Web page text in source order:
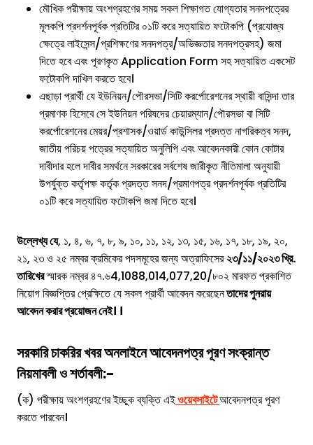
মৌখিক পরীক্ষায় অংশগ্রহণের সময় সকল শিক্ষাগত যোগ্যতার সনদপত্রের
মূলকপি প্রদর্শনপূর্বক প্রতিটির ০১টি করে সত্যায়িত ফটোকপি (প্রযোজ্য
ক্ষেত্রে লাইসেন্স/প্রশিক্ষণের সনদপত্র/অভিজ্ঞতার সনদপত্রসহ) জমা
দিতে হবে এবং পূরণকৃত Application Form সহ সত্যায়িত একসেট
ফটোকপি দাখিল করতে হবে।
এছাড়া প্রার্থী যে ইউনিয়ন/পৌরসভা/সিটি করর্পোরেশনের স্থায়ী বাসিন্দা তার
প্রমাণক হিসেবে সে ইউনিয়ন পরিষদের চেয়ারম্যান/পৌরসভা বা সিটি
করর্পোরেশনের মেয়র/প্রশাসক/ওয়ার্ড কাউন্সিলর প্রদত্ত নাগরিকত্ব সনদ,
জাতীয় পরিচয় পত্রের সত্যায়িত অনুলিপি এবং আবেদনকারী কোন কোটার
দাবীদার হলে দাবীর সমর্থনে সরকারের সর্বশেষ জারীকৃত নীতিমালা অনুযায়ী
উপর্যুক্ত কর্তৃপক্ষ কর্তৃক প্রদত্ত সনদ/প্রমাণপত্র প্রদর্শনপূর্বক প্রতিটির
০১টি করে সত্যায়িত ফটোকপি জমা দিতে হবে।
উল্লেখ্য যে, ১, ৪, ৬, ৭, ৮, ৯, ১০, ১১, ১২, ১৩, ১৫, ১৬, ১৭, ১৮, ১৯, ২০,
২১, ২৩ ও ২৫ নম্বর ক্রমিকের পদসমূহের জন্য অত্রাফিসের২৩/১১/২০২৩ খ্রি.
তারিখেরস্মারক নম্বর ৪৭.৬4,1088,014,077,20/৮০২ মারফত প্রকাশিত
নিয়োগ বিজ্ঞপ্তির প্রেক্ষিতে যে সকল প্রার্থী আবেদন করেছেনতাদের পুনরায়
আবেদন করার প্রয়োজন নেই। ।
সরকারি চাকরির খবর অনলাইনে আবেদনপত্র পূরণ সংক্রান্ত
নিয়মাবলী ও শর্তাবলী:-
(ক) পরীক্ষায় অংশগ্রহণের ইচ্ছুক ব্যক্তি এইওয়েবসাইটেআবেদনপত্র পূরণ
করতে পারবেন।